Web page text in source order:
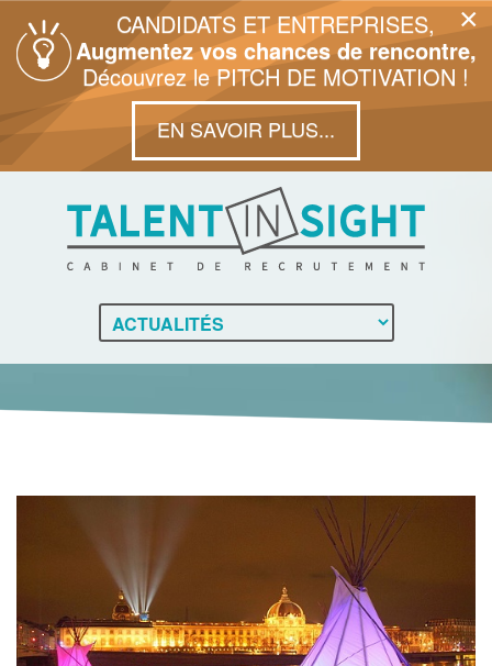
×
CANDIDATS ET ENTREPRISES,
Augmentez vos chances de rencontre,
Découvrez le PITCH DE MOTIVATION !
EN SAVOIR PLUS...